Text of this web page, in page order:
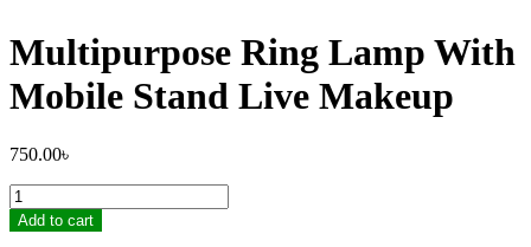
Multipurpose Ring Lamp With
Mobile Stand Live Makeup
750.00৳
Multipurpose
Ring
Lamp
Add to cart